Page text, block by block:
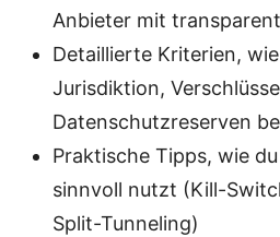
Anbieter mit
Detaillierte Kriterien,
Jurisdiktion,
Datenschutzreserven
Praktische Tipps, wie
sinnvoll nutzt (Kill-
Split-Tunneling)